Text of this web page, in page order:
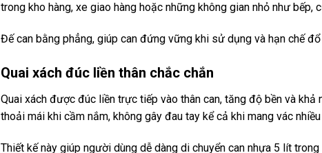
trong kho hàng, xe giao hàng hoặc những không gian nhỏ như bếp,
Đế can bằng phẳng, giúp can đứng vững khi sử dụng và hạn chế
Quai xách đúc liền thân chắc chắn
Quai xách được đúc liền trực tiếp vào thân can, tăng độ bền và
thoải mái khi cầm nắm, không gây đau tay kể cả khi mang vác nhiều
Thiết kế này giúp người dùng dễ dàng di chuyển can nhựa 5 lít